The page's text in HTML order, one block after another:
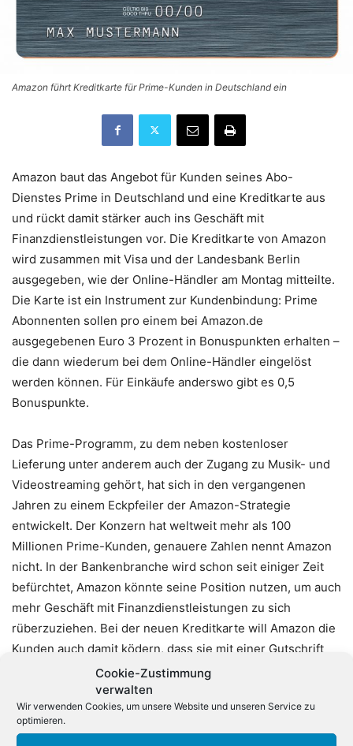
Cookie-Zustimmung
verwalten
Wir verwenden Cookies, um unsere Website und unseren Service zu
optimieren.
Amazon führt Kreditkarte für Prime-Kunden in Deutschland ein
Amazon baut das Angebot für Kunden seines Abo-
Dienstes Prime in Deutschland und eine Kreditkarte aus
und rückt damit stärker auch ins Geschäft mit
Finanzdienstleistungen vor. Die Kreditkarte von Amazon
wird zusammen mit Visa und der Landesbank Berlin
ausgegeben, wie der Online-Händler am Montag mitteilte.
Die Karte ist ein Instrument zur Kundenbindung: Prime
Abonnenten sollen pro einem bei Amazon.de
ausgegebenen Euro 3 Prozent in Bonuspunkten erhalten –
die dann wiederum bei dem Online-Händler eingelöst
werden können. Für Einkäufe anderswo gibt es 0,5
Bonuspunkte.
Das Prime-Programm, zu dem neben kostenloser
Lieferung unter anderem auch der Zugang zu Musik- und
Videostreaming gehört, hat sich in den vergangenen
Jahren zu einem Eckpfeiler der Amazon-Strategie
entwickelt. Der Konzern hat weltweit mehr als 100
Millionen Prime-Kunden, genauere Zahlen nennt Amazon
nicht. In der Bankenbranche wird schon seit einiger Zeit
befürchtet, Amazon könnte seine Position nutzen, um auch
mehr Geschäft mit Finanzdienstleistungen zu sich
rüberzuziehen. Bei der neuen Kreditkarte will Amazon die
Kunden auch damit ködern, dass sie mit einer Gutschrift
von 70 Euro zum Start den Jahrespreis einer Prime-
Mitgliedschaft wiederbekommen. (dpa)